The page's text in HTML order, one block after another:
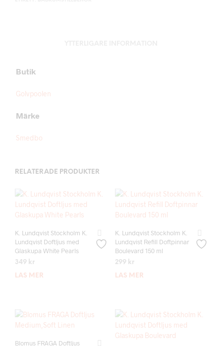
Butik
Golvpoolen
Märke
Smedbo
RELATERADE PRODUKTER
K. Lundqvist Stockholm K.
Lundqvist Doftljus med
Glaskupa White Pearls
349 kr
LÄS MER
K. Lundqvist Stockholm K.
Lundqvist Refill Doftpinnar
Boulevard 150 ml
299 kr
LÄS MER
Blomus FRAGA Doftljus